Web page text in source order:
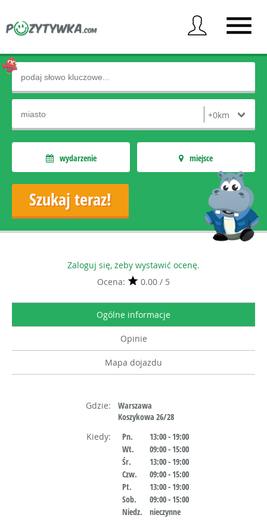
wydarzenie miejsce
Zaloguj się, żeby wystawić ocenę.
Ocena:
0.00 / 5
Ogólne informacje
Opinie
Mapa dojazdu
Gdzie:
Warszawa
Koszykowa 26/28
Kiedy:
Pn.
13:00 - 19:00
Wt.
09:00 - 15:00
Śr.
13:00 - 19:00
Czw.
09:00 - 15:00
Pt.
13:00 - 19:00
Sob.
09:00 - 15:00
Niedz.
nieczynne